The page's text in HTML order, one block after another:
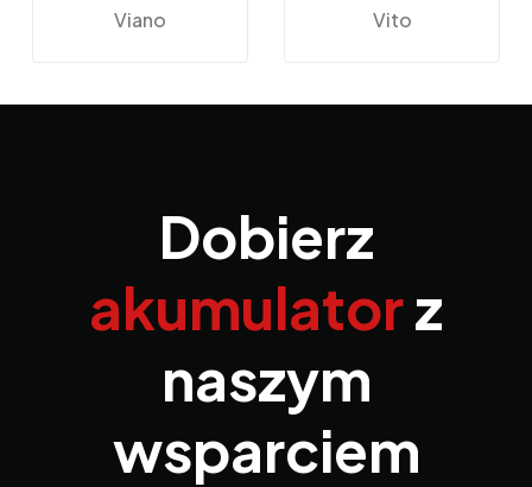
Viano
Vito
Dobierz
akumulatorz
naszym
wsparciem